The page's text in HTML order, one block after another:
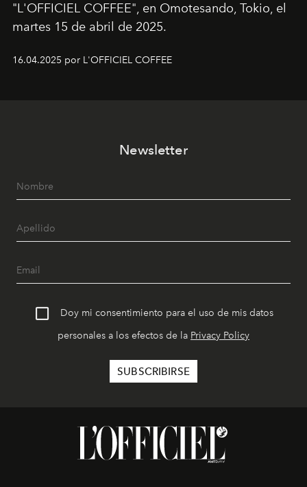
"L'OFFICIEL COFFEE", en Omotesando, Tokio, el
martes 15 de abril de 2025.
16.04.2025 por L'OFFICIEL COFFEE
Newsletter
Doy mi consentimiento para el uso de mis datos
personales a los efectos de la Privacy Policy